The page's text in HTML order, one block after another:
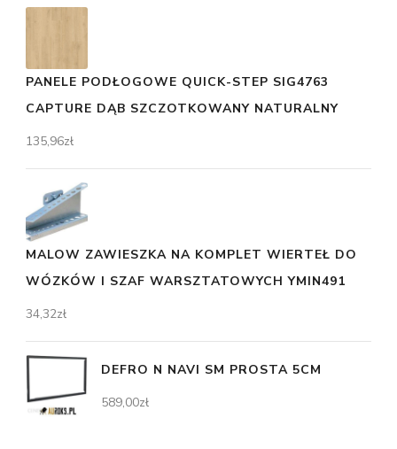
PANELE PODŁOGOWE QUICK-STEP SIG4763
CAPTURE DĄB SZCZOTKOWANY NATURALNY
135,96zł
MALOW ZAWIESZKA NA KOMPLET WIERTEŁ DO
WÓZKÓW I SZAF WARSZTATOWYCH YMIN491
34,32zł
DEFRO N NAVI SM PROSTA 5CM
589,00zł